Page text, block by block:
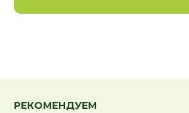
РЕКОМЕНДУЕМ